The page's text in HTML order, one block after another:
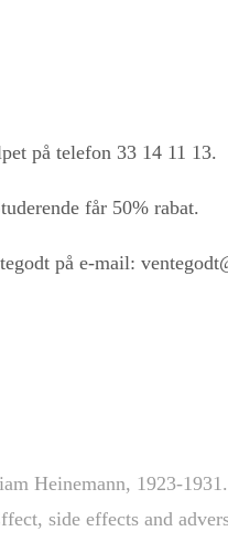
på telefon 33 14 11 13.
får 50% rabat.
på e-mail:
Heinemann, 1923-1931.
side effects and